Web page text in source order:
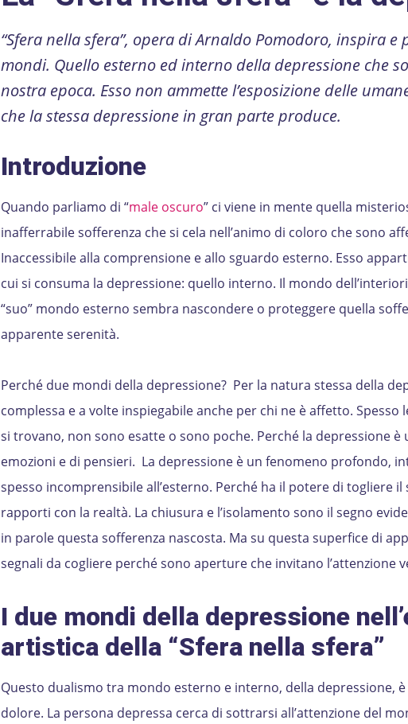
“Sfera nella sfera”, opera di Arnaldo Pomodoro, inspira e
mondi. Quello esterno ed interno della depressione che
nostra epoca. Esso non ammette l’esposizione delle
che la stessa depressione in gran parte produce.
Introduzione
Quando parliamo di “male oscuro” ci viene in mente quella
inafferrabile sofferenza che si cela nell’animo di coloro che sono
Inaccessibile alla comprensione e allo sguardo esterno. Esso
cui si consuma la depressione: quello interno. Il mondo
“suo” mondo esterno sembra nascondere o proteggere quella
apparente serenità.
Perché due mondi della depressione? Per la natura stessa della
complessa e a volte inspiegabile anche per chi ne è affetto.
si trovano, non sono esatte o sono poche. Perché la depressione è
emozioni e di pensieri. La depressione è un fenomeno profondo,
spesso incomprensibile all’esterno. Perché ha il potere di togliere il
rapporti con la realtà. La chiusura e l’isolamento sono il segno
in parole questa sofferenza nascosta. Ma su questa superfice di
segnali da cogliere perché sono aperture che invitano l’attenzione
I due mondi della depressione
artistica della “Sfera nella sfera”
Questo dualismo tra mondo esterno e interno, della depressione,
dolore. La persona depressa cerca di sottrarsi all’attenzione del